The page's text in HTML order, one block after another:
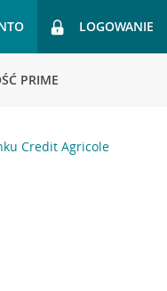
LOGOWANIE
PRIME
Credit Agricole